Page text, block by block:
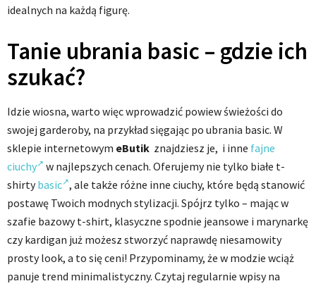
idealnych na każdą figurę.
Tanie ubrania basic – gdzie ich
szukać?
Idzie wiosna, warto więc wprowadzić powiew świeżości do
swojej garderoby, na przykład sięgając po ubrania basic. W
sklepie internetowym eButik znajdziesz je, i inne fajne
ciuchy
w najlepszych cenach. Oferujemy nie tylko białe t-
shirtybasic , ale także różne inne ciuchy, które będą stanowić
postawę Twoich modnych stylizacji. Spójrz tylko – mając w
szafie bazowy t-shirt, klasyczne spodnie jeansowe i marynarkę
czy kardigan już możesz stworzyć naprawdę niesamowity
prosty look, a to się ceni! Przypominamy, że w modzie wciąż
panuje trend minimalistyczny. Czytaj regularnie wpisy na